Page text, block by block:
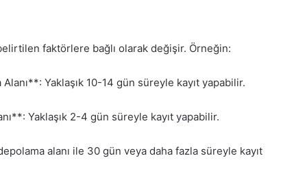
faktörlere bağlı olarak değişir. Örneğin:
Yaklaşık 10-14 gün süreyle kayıt yapabilir.
Yaklaşık 2-4 gün süreyle kayıt yapabilir.
alanı ile 30 gün veya daha fazla süreyle kayıt